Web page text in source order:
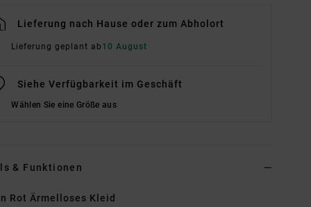
Lieferung nach Hause oder zum Abholort
Lieferung geplant ab 10 August
Siehe Verfügbarkeit im Geschäft
Wählen Sie eine Größe aus
& Funktionen
Rot Ärmelloses Kleid